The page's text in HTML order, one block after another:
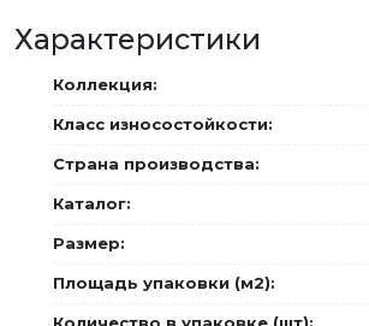
Характеристики
Коллекция:
Класс износостойкости:
Страна производства:
Каталог:
Размер:
Площадь упаковки (м2):
Количество в упаковке (шт):